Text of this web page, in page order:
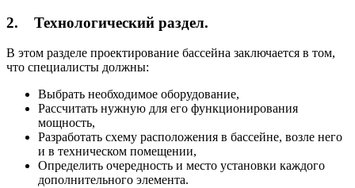
2. Технологический раздел.
В этом разделе проектирование бассейна заключается в том,
что специалисты должны:
Выбрать необходимое оборудование,
Рассчитать нужную для его функционирования
мощность,
Разработать схему расположения в бассейне, возле него
и в техническом помещении,
Определить очередность и место установки каждого
дополнительного элемента.